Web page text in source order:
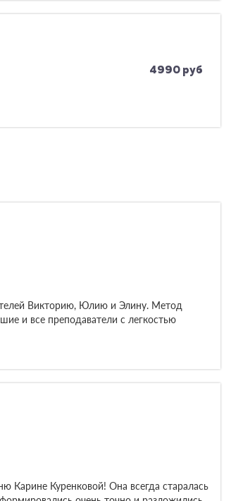
4990 руб
Викторию, Юлию и Элину. Метод
и все преподаватели с легкостью
Карине Куренковой! Она всегда старалась